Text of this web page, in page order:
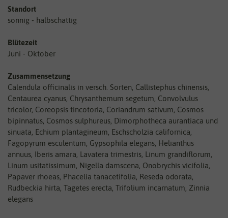
Standort
sonnig - halbschattig
Blütezeit
Juni - Oktober
Zusammensetzung
Calendula officinalis in versch. Sorten, Callistephus chinensis,
Centaurea cyanus, Chrysanthemum segetum, Convolvulus
tricolor, Coreopsis tincotoria, Coriandrum sativum, Cosmos
bipinnatus, Cosmos sulphureus, Dimorphotheca aurantiaca und
sinuata, Echium plantagineum, Eschscholzia californica,
Fagopyrum esculentum, Gypsophila elegans, Helianthus
annuus, Iberis amara, Lavatera trimestris, Linum grandiflorum,
Linum usitatissimum, Nigella damscena, Onobrychis vicifolia,
Papaver rhoeas, Phacelia tanacetifolia, Reseda odorata,
Rudbeckia hirta, Tagetes erecta, Trifolium incarnatum, Zinnia
elegans